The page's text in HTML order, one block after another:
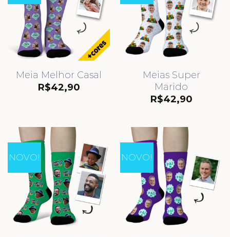
Meia Melhor Casal
R$42,90
Meias Super
Marido
R$42,90
NOVO! NOVO!